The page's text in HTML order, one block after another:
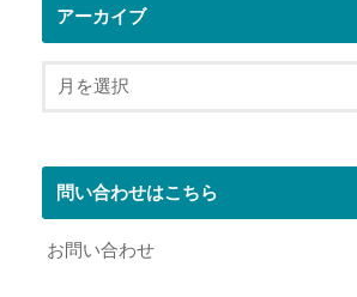
アーカイブ
問い合わせはこちら
お問い合わせ